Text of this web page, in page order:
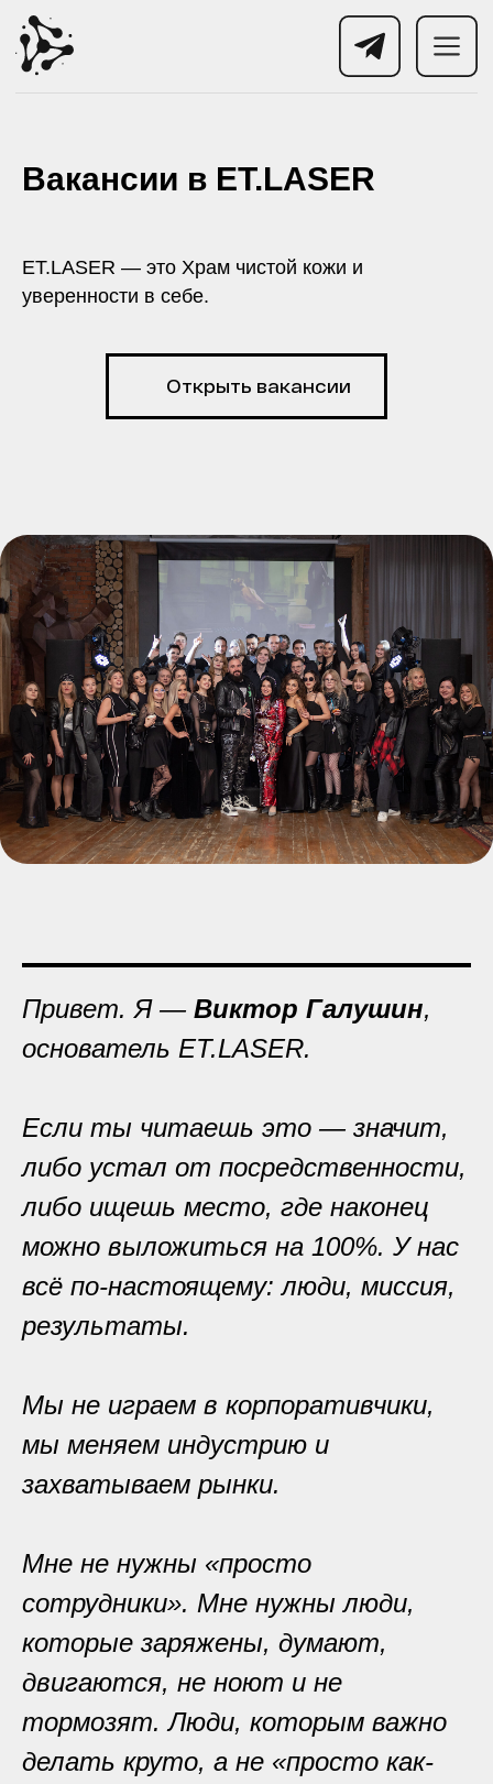
Вакансии в ET.LASER
ET.LASER — это Храм чистой кожи и
уверенности в себе.
Открыть вакансии
Привет. Я — Виктор Галушин,
основатель ET.LASER.
Если ты читаешь это — значит,
либо устал от посредственности,
либо ищешь место, где наконец
можно выложиться на 100%. У нас
всё по-настоящему: люди, миссия,
результаты.
Мы не играем в корпоративчики,
мы меняем индустрию и
захватываем рынки.
Мне не нужны «просто
сотрудники». Мне нужны люди,
которые заряжены, думают,
двигаются, не ноют и не
тормозят. Люди, которым важно
делать круто, а не «просто как-